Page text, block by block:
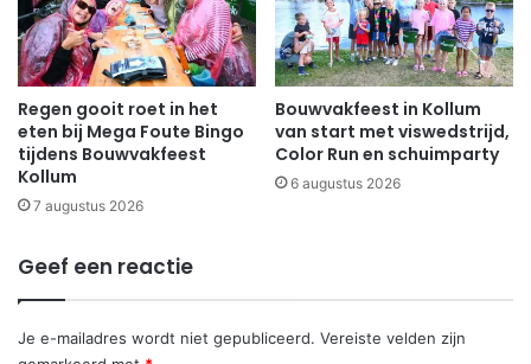
Regen gooit roet in het
eten bij Mega Foute Bingo
tijdens Bouwvakfeest
Kollum
7 augustus 2026
Bouwvakfeest in Kollum
van start met viswedstrijd,
Color Run en schuimparty
6 augustus 2026
Geef een reactie
Je e-mailadres wordt niet gepubliceerd. Vereiste velden zijn